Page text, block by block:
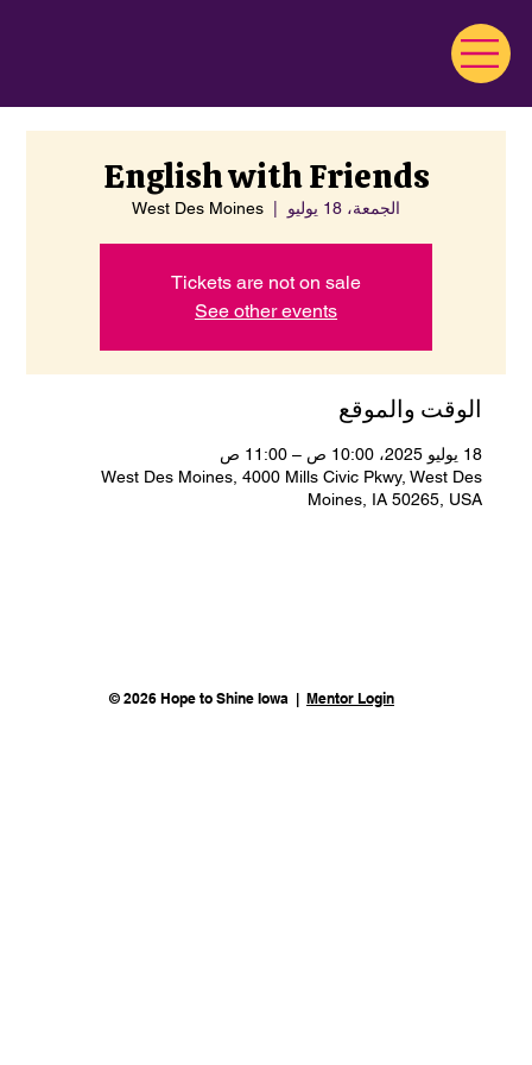
English with Friends
الجمعة، 18 يوليو West Des Moines
Tickets are not on sale
See other events
الوقت والموقع
18 يوليو 2025، 10:00 ص – 11:00 ص
West Des Moines, 4000 Mills Civic Pkwy, West Des
Moines, IA 50265, USA
© 2026 Hope to Shine Iowa | Mentor Login